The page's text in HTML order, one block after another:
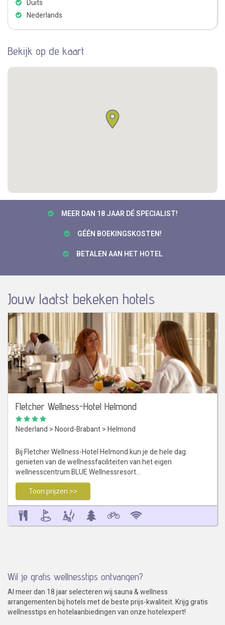
Duits
Nederlands
Bekijk op de kaart
MEER DAN 18 JAAR DÉ SPECIALIST!
GÉÉN BOEKINGSKOSTEN!
BETALEN AAN HET HOTEL
Jouw laatst bekeken hotels
Fletcher Wellness-Hotel Helmond
Nederland >Noord-Brabant>Helmond
Bij Fletcher Wellness-Hotel Helmond kun je de hele dag
genieten van de wellnessfaciliteiten van het eigen
wellnesscentrum BLUE Wellnessresort…
Toon prijzen >>
Wil je gratis wellnesstips ontvangen?
Al meer dan 18 jaar selecteren wij sauna & wellness
arrangementen bij hotels met de beste prijs-kwaliteit. Krijg gratis
wellnesstips en hotelaanbiedingen van onze hotelexpert!